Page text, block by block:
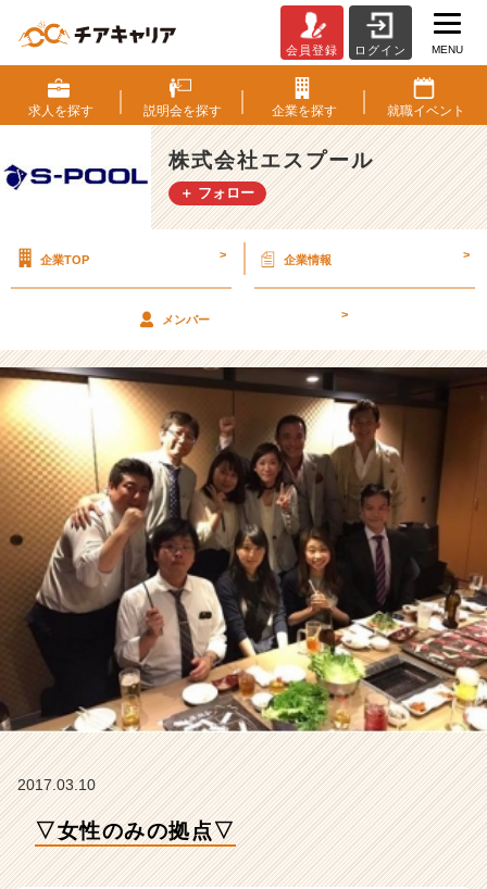
女
性
の
み
の
拠
式
エ
ス
ー
ル
の
イ
ム
ラ
イ
ン】
|
ベ
ン
チ
ャ
業
会員登録 ログイン MENU
求人を探す 説明会を探す 企業を探す 就職イベント
株式会社エスプール
＋ フォロー
企業TOP > 企業情報 >
メンバー >
2017.03.10
▽女性のみの拠点▽